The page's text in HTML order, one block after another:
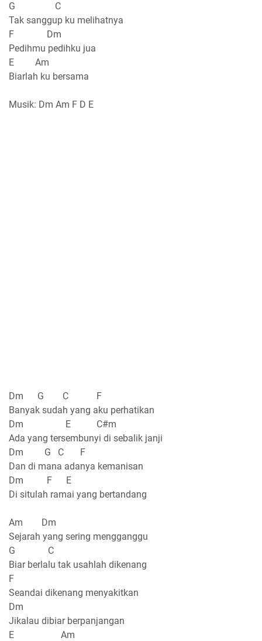
G C
Tak sanggup ku melihatnya
F Dm
Pedihmu pedihku jua
E Am
Biarlah ku bersama
Musik: Dm Am F D E
Dm G C F
Banyak sudah yang aku perhatikan
Dm E C#m
Ada yang tersembunyi di sebalik janji
Dm G C F
Dan di mana adanya kemanisan
Dm F E
Di situlah ramai yang bertandang
Am Dm
Sejarah yang sering mengganggu
G C
Biar berlalu tak usahlah dikenang
F
Seandai dikenang menyakitkan
Dm
Jikalau dibiar berpanjangan
E Am